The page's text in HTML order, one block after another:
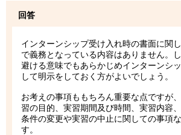
回答
インターンシップ受け入れ時の書面に関
で義務となっている内容はありません。
避ける意味でもあらかじめインターンシ
して明示をしておく方がよいでしょう。
お考えの事項ももちろん重要な点ですが
習の目的、実習期間及び時間、実習内容
条件の変更や実習の中止に関しての事項
す。